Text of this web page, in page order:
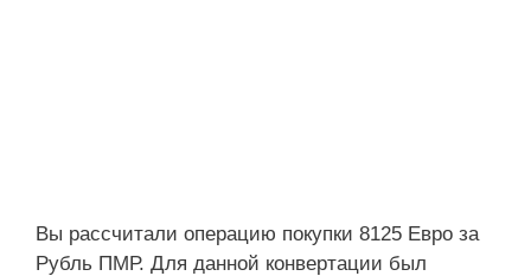
Вы рассчитали операцию покупки 8125 Евро за
Рубль ПМР. Для данной конвертации был